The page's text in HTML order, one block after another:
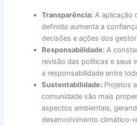
Transparência: A aplicação
definido aumenta a
decisões e ações dos
Responsabilidade: A
revisão das políticas e seus
a responsabilidade entre
Sustentabilidade: Projetos
comunidade são mais
aspectos ambientais,
desenvolvimento climático-